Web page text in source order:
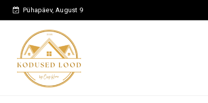
Pühapäev, August 9